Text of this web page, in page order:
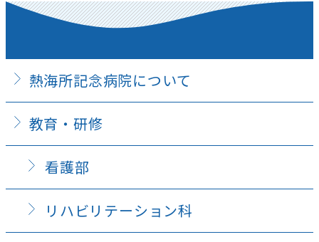
熱海所記念病院について
教育・研修
看護部
リハビリテーション科